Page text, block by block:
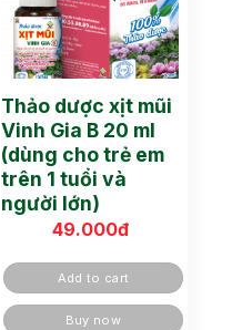
Thảo dược xịt mũi
Vinh Gia B 20 ml
(dùng cho trẻ em
trên 1 tuổi và
người lớn)
49.000đ
Add to cart
Buy now